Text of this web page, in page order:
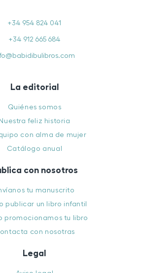
+34 954 824 041
+34 912 665 684
La editorial
Quiénes somos
Nuestra feliz historia
con alma de mujer
Catálogo anual
con nosotros
tu manuscrito
publicar un libro infantil
promocionamos tu libro
con nosotras
Legal